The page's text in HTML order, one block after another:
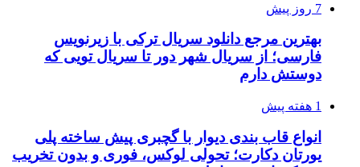
7 روز پیش
بهترین مرجع دانلود سریال ترکی با زیرنویس
فارسی؛ از سریال شهر دور تا سریال تویی که
دوستش دارم
1 هفته پیش
انواع قاب بندی دیوار با گچبری پیش ساخته پلی
یورتان دکارت؛ تحولی لوکس، فوری و بدون تخریب